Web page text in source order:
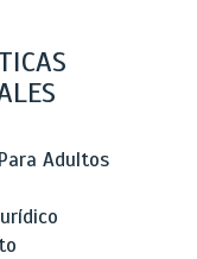
Adultos